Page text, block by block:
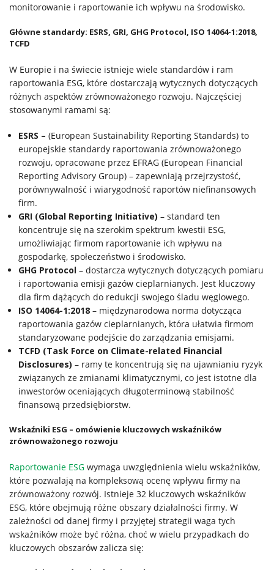
monitorowanie i raportowanie ich wpływu na środowisko.
Główne standardy: ESRS, GRI, GHG Protocol, ISO 14064-1:2018,
TCFD
W Europie i na świecie istnieje wiele standardów i ram
raportowania ESG, które dostarczają wytycznych dotyczących
różnych aspektów zrównoważonego rozwoju. Najczęściej
stosowanymi ramami są:
ESRS –(European Sustainability Reporting Standards) to
europejskie standardy raportowania zrównoważonego
rozwoju, opracowane przez EFRAG (European Financial
Reporting Advisory Group) – zapewniają przejrzystość,
porównywalność i wiarygodność raportów niefinansowych
firm.
GRI (Global Reporting Initiative) – standard ten
koncentruje się na szerokim spektrum kwestii ESG,
umożliwiając firmom raportowanie ich wpływu na
gospodarkę, społeczeństwo i środowisko.
GHG Protocol – dostarcza wytycznych dotyczących pomiaru
i raportowania emisji gazów cieplarnianych. Jest kluczowy
dla firm dążących do redukcji swojego śladu węglowego.
ISO 14064-1:2018 – międzynarodowa norma dotycząca
raportowania gazów cieplarnianych, która ułatwia firmom
standaryzowane podejście do zarządzania emisjami.
TCFD (Task Force on Climate-related Financial
Disclosures) – ramy te koncentrują się na ujawnianiu ryzyk
związanych ze zmianami klimatycznymi, co jest istotne dla
inwestorów oceniających długoterminową stabilność
finansową przedsiębiorstw.
Wskaźniki ESG – omówienie kluczowych wskaźników
zrównoważonego rozwoju
Raportowanie ESG wymaga uwzględnienia wielu wskaźników,
które pozwalają na kompleksową ocenę wpływu firmy na
zrównoważony rozwój. Istnieje 32 kluczowych wskaźników
ESG, które obejmują różne obszary działalności firmy. W
zależności od danej firmy i przyjętej strategii waga tych
wskaźników może być różna, choć w wielu przypadkach do
kluczowych obszarów zalicza się: